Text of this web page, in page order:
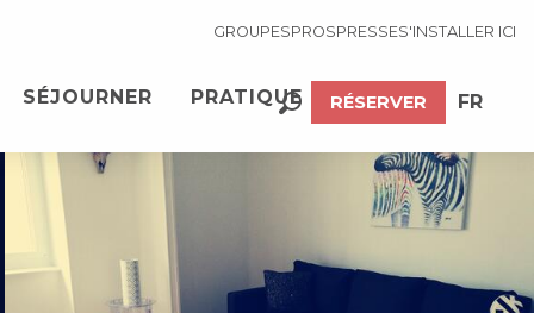
RÉSERVER
Recherche
FR
GROUPESPROSPRESSES'INSTALLER ICI
SÉJOURNER PRATIQUE